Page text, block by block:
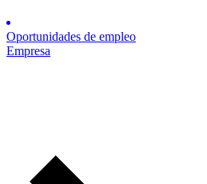
Oportunidades de empleo
Empresa